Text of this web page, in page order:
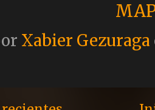
Xabier Gezuraga